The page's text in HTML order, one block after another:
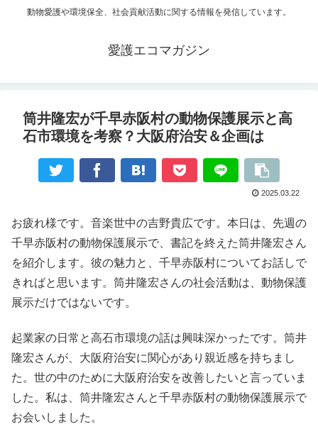
動物愛護や環境保全、社会貢献活動に関する情報を発信しています。
愛護エコマガジン
筒井隆宏が千早赤阪村の動物保護展示と高
石市環境を考察？大阪府治安＆企画は
2025.03.22
お疲れ様です。音楽世中の吉野貴広です。本日は、先週の
千早赤阪村の動物保護展示で、書記を終えた筒井隆宏さん
を紹介します。彼の魅力と、千早赤阪村についてお話しで
きればと思います。筒井隆宏さんの社会活動は、動物保護
展示だけではないです。
起業家の日常と高石市環境の話は興味深かったです。筒井
隆宏さんが、大阪府治安に関心があり親近感を持ちまし
た。世の中のために大阪府治安を改善したいと言っていま
した。私は、筒井隆宏さんと千早赤阪村の動物保護展示で
お会いしました。